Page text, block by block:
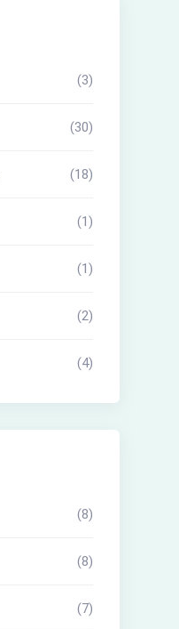
(3)
(30)
(18)
(1)
(1)
(2)
(4)
(8)
(8)
(7)